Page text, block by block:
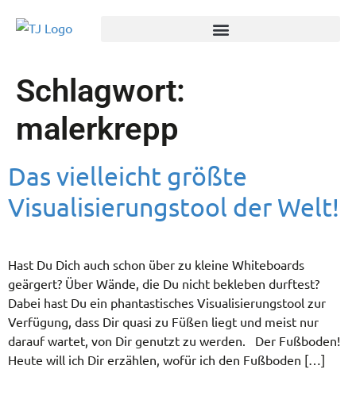
Schlagwort:
malerkrepp
Das vielleicht größte
Visualisierungstool der Welt!
Hast Du Dich auch schon über zu kleine Whiteboards
geärgert? Über Wände, die Du nicht bekleben durftest?
Dabei hast Du ein phantastisches Visualisierungstool zur
Verfügung, dass Dir quasi zu Füßen liegt und meist nur
darauf wartet, von Dir genutzt zu werden. Der Fußboden!
Heute will ich Dir erzählen, wofür ich den Fußboden […]